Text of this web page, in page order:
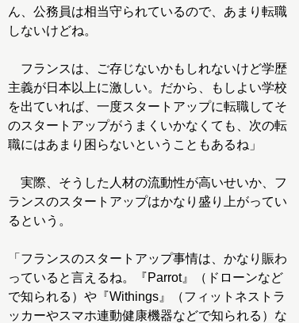
ん、公務員は相当守られているので、あまり転職
しないけどね。
フランスは、ご存じないかもしれないけど学歴
主義が日本以上に激しい。だから、もしよい学校
を出ていれば、一度スタートアップに転職してそ
のスタートアップがうまくいかなくても、次の転
職にはあまり困らないということもあるね」
実際、そうした人材の流動性が高いせいか、フ
ランスのスタートアップはかなり盛り上がってい
るという。
「フランスのスタートアップ事情は、かなり賑わ
っていると言えるね。『Parrot』（ドローンなど
で知られる）や『Withings』（フィットネストラ
ッカーやスマホ連動健康機器などで知られる）な